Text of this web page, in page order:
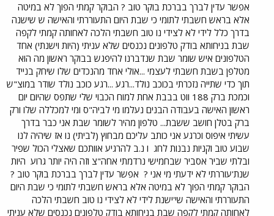
אפשר עדין לברך בברכת בוקר טוב ? הבוקר קמתי הפוך לא במיטה
אלא בראש חשבתי לתומי כי שבת היום התעוררתי והאישה ש שישנה
בדרך כלל לידי לא לצידי נו טוב חשבתי הלכה לאחותה קמתי לקפה
שבת בניחותא בודק טלפונים נכנסים שלא עניתי (היות וישנתי) אחד
הטלפונים איש שומר שבת שנדברנו להיפגש בבוקר ראשון מה הוא
מטלפן בשבת חשבתי לעצמי ...אולי אחד מהנכדים שלו שיחק בנייד
תוך כדי שתייה נזכרתי בכוכב נולד...רגע ...רגע כוכב נולד שודר במוצ"ש
וכמכת ברק 188 ווט בבבת אחת למוח הכבוי שלי שתפס שהיום יום
ראשון האישה בעבודה הבנים נעלמו מי לביה"ס ומי למכללה שלו ורק
ברק בטלן חושב ששבת... טלפון מהיר לשומר שבת אני כבר בדרך
עשיתי איפוס וכרגע אני כותב עליכם מבחוץ (לביתי) נו אז שיהיה לנו
שבוע טוב וקניות נבנות לחג ו נ.ב להרגיע אוותכם שאצלי הכול שפיר
ובלתי שביר אסביר שבחמישי נרדמתי אחה"צ וזה היה יותר גרוע היות
שנת'עוררתי לא ידעתי מי אני ? אפשר עדין לברך בברכת בוקר טוב ?
הבוקר קמתי הפוך לא במיטה אלא בראש חשבתי לתומי כי שבת היום
התעוררתי והאישה שי'ישנת לידי לא לצידי נו טוב חשבתי הלכה
לאחותה קמתי לקפה שבת בניחותא בודק טלפונים נכנסים שלא עניתי